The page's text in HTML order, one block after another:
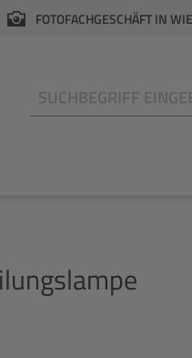
FOTOFACHGESCHÄFT IN